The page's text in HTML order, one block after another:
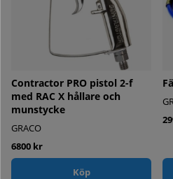
Contractor PRO pistol 2-f
med RAC X hållare och
munstycke
GRACO
6800 kr
Köp